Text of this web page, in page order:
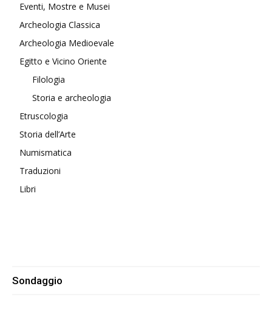
Eventi, Mostre e Musei
Archeologia Classica
Archeologia Medioevale
Egitto e Vicino Oriente
Filologia
Storia e archeologia
Etruscologia
Storia dell’Arte
Numismatica
Traduzioni
Libri
Sondaggio